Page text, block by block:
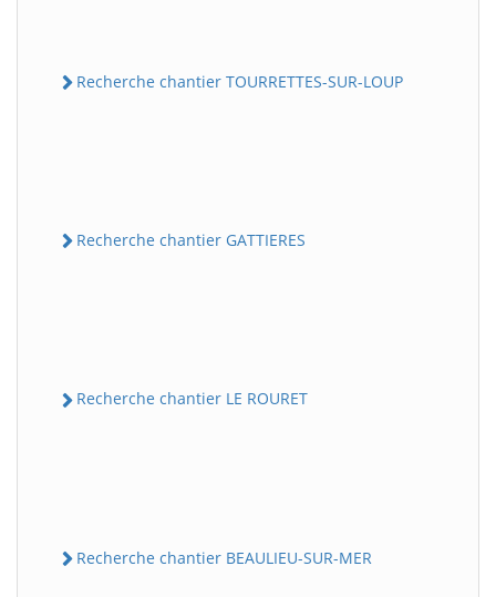
Recherche chantier TOURRETTES-SUR-LOUP
Recherche chantier GATTIERES
Recherche chantier LE ROURET
Recherche chantier BEAULIEU-SUR-MER